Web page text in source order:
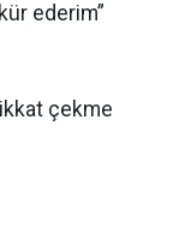
ederim”
çekme